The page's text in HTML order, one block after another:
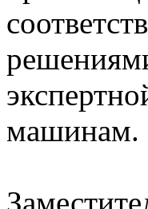
машинам.